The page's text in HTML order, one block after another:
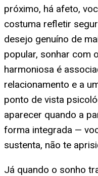
próximo, há afeto,
costuma refletir
desejo genuíno de
popular, sonhar com
harmoniosa é
relacionamento e a
ponto de vista
aparecer quando a
forma integrada —
sustenta, não te
Já quando o sonho